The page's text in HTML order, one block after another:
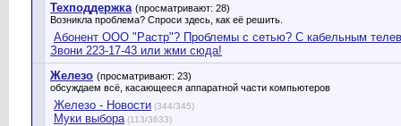
Техподдержка (просматривают: 28)
Возникла проблема? Спроси здесь, как её решить.
Абонент ООО "Растр"? Проблемы с сетью? С кабельным
Звони 223-17-43 или жми сюда!
Железо (просматривают: 23)
обсуждаем всё, касающееся аппаратной части компьютеров
Железо - Новости (344/345)
Муки выбора (113/3633)